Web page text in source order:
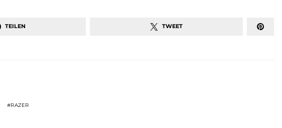
TEILEN TWEET
RAZER